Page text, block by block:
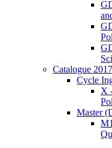
Catalogue
Cycle
X
Master